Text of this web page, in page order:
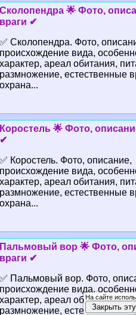
Сколопендра 🌟 Фото,
враги ✔
✅ Сколопендра. Фото,
происхождение вида,
хаpaктер, ареал обитания,
размножение, естественные
охрана...
Коростель 🌟 Фото,
✔
✅ Коростель. Фото, описание,
происхождение вида,
хаpaктер, ареал обитания,
размножение, естественные
охрана...
Пальмовый вор 🌟 Фото,
враги ✔
✅ Пальмовый вор. Фото,
происхождение вида,
хаpaктер, ареал обитания,
размножение, естественные
На сайте
Закрыть